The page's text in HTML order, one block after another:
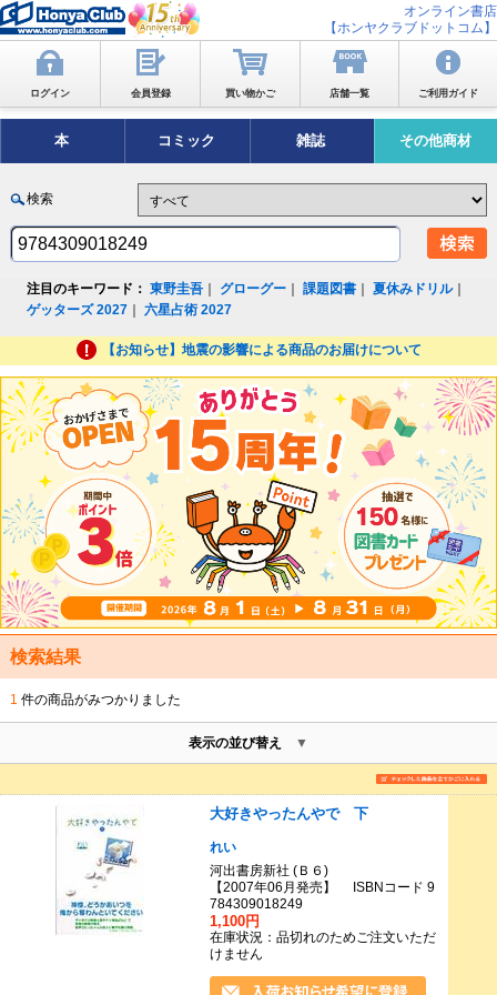
オンライン書店
【ホンヤクラブドットコム】
ログイン 会員登録 買い物かご 店舗一覧 ご利用ガイド
本 コミック 雑誌 その他商材
検索
注目のキーワード： 東野圭吾 グローグー ｜課題図書 ｜夏休みドリル｜
ゲッターズ 2027 ｜六星占術 2027
【お知らせ】地震の影響による商品のお届けについて
検索結果
1 件の商品がみつかりました
表示の並び替え
大好きやったんやで 下
れい
河出書房新社 (Ｂ６)
【2007年06月発売】 ISBNコード 9
784309018249
1,100円
在庫状況：品切れのためご注文いただ
けません